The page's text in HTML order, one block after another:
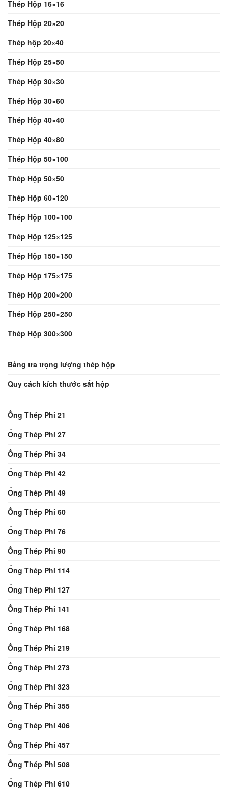
Thép Hộp 16×16
Thép Hộp 20×20
Thép hộp 20×40
Thép Hộp 25×50
Thép Hộp 30×30
Thép Hộp 30×60
Thép Hộp 40×40
Thép Hộp 40×80
Thép Hộp 50×100
Thép Hộp 50×50
Thép Hộp 60×120
Thép Hộp 100×100
Thép Hộp 125×125
Thép Hộp 150×150
Thép Hộp 175×175
Thép Hộp 200×200
Thép Hộp 250×250
Thép Hộp 300×300
Bảng tra trọng lượng thép hộp
Quy cách kích thước sắt hộp
Ống Thép Phi 21
Ống Thép Phi 27
Ống Thép Phi 34
Ống Thép Phi 42
Ống Thép Phi 49
Ống Thép Phi 60
Ống Thép Phi 76
Ống Thép Phi 90
Ống Thép Phi 114
Ống Thép Phi 127
Ống Thép Phi 141
Ống Thép Phi 168
Ống Thép Phi 219
Ống Thép Phi 273
Ống Thép Phi 323
Ống Thép Phi 355
Ống Thép Phi 406
Ống Thép Phi 457
Ống Thép Phi 508
Ống Thép Phi 610